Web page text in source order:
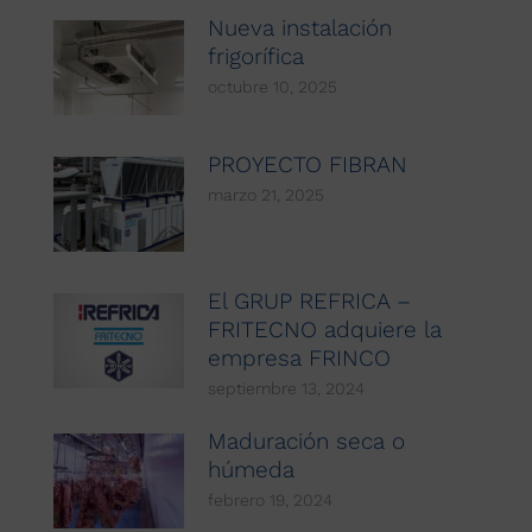
Nueva instalación
frigorífica
octubre 10, 2025
PROYECTO FIBRAN
marzo 21, 2025
El GRUP REFRICA –
FRITECNO adquiere la
empresa FRINCO
septiembre 13, 2024
Maduración seca o
húmeda
febrero 19, 2024